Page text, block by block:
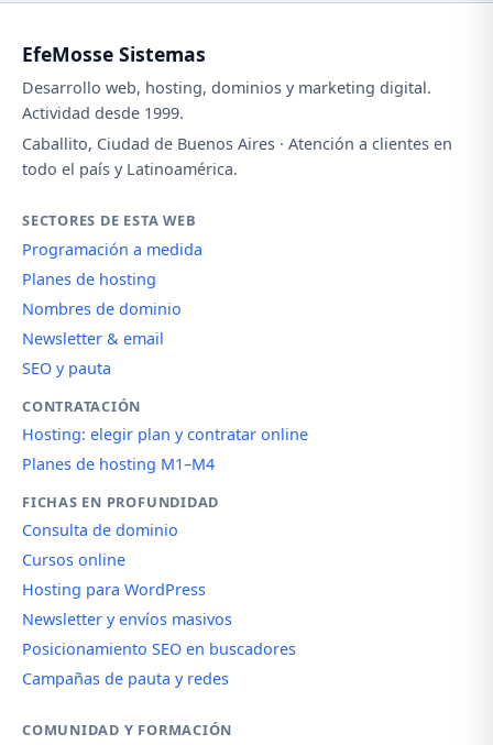
EfeMosse Sistemas
Desarrollo web, hosting, dominios y marketing digital.
Actividad desde 1999.
Caballito, Ciudad de Buenos Aires · Atención a clientes en
todo el país y Latinoamérica.
SECTORES DE ESTA WEB
Programación a medida
Planes de hosting
Nombres de dominio
Newsletter & email
SEO y pauta
CONTRATACIÓN
Hosting: elegir plan y contratar online
Planes de hosting M1–M4
FICHAS EN PROFUNDIDAD
Consulta de dominio
Cursos online
Hosting para WordPress
Newsletter y envíos masivos
Posicionamiento SEO en buscadores
Campañas de pauta y redes
COMUNIDAD Y FORMACIÓN